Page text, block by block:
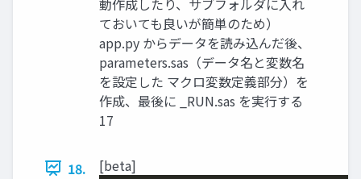
動作成したり、サブフォルダに入れ
ておいても良いが簡単のため）
app.py からデータを読み込んだ後、
parameters.sas（データ名と変数名
を設定した マクロ変数定義部分）を
作成、最後に _RUN.sas を実行する
17
18. [beta]